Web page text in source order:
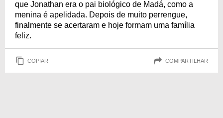
que Jonathan era o pai biológico de Madá, como a
menina é apelidada. Depois de muito perrengue,
finalmente se acertaram e hoje formam uma família
feliz.
COPIAR COMPARTILHAR